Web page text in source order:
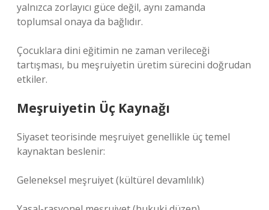
yalnızca zorlayıcı güce değil, aynı zamanda
toplumsal onaya da bağlıdır.
Çocuklara dini eğitimin ne zaman verileceği
tartışması, bu meşruiyetin üretim sürecini doğrudan
etkiler.
Meşruiyetin Üç Kaynağı
Siyaset teorisinde meşruiyet genellikle üç temel
kaynaktan beslenir:
Geleneksel meşruiyet (kültürel devamlılık)